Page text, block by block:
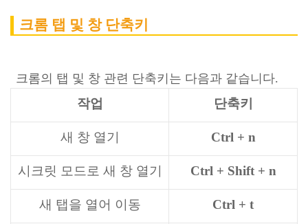
크롬 탭 및 창 단축키
크롬의 탭 및 창 관련 단축키는 다음과 같습니다.
작업 단축키
새 창 열기 Ctrl + n
시크릿 모드로 새 창 열기 Ctrl + Shift + n
새 탭을 열어 이동 Ctrl + t